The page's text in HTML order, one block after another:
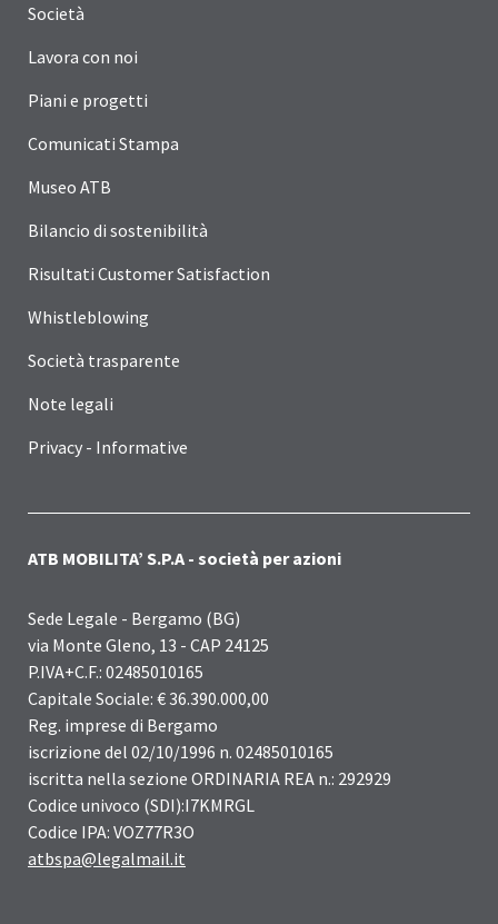
Società
Lavora con noi
Piani e progetti
Comunicati Stampa
Museo ATB
Bilancio di sostenibilità
Risultati Customer Satisfaction
Whistleblowing
Società trasparente
Note legali
Privacy - Informative
ATB MOBILITA’ S.P.A - società per azioni
Sede Legale - Bergamo (BG)
via Monte Gleno, 13 - CAP 24125
P.IVA+C.F.: 02485010165
Capitale Sociale: € 36.390.000,00
Reg. imprese di Bergamo
iscrizione del 02/10/1996 n. 02485010165
iscritta nella sezione ORDINARIA REA n.: 292929
Codice univoco (SDI):I7KMRGL
Codice IPA: VOZ77R3O
atbspa@legalmail.it